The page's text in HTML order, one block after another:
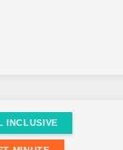
INCLUSIVE